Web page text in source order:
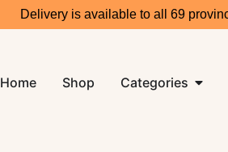
Delivery is available to all 69
Home Shop Categories